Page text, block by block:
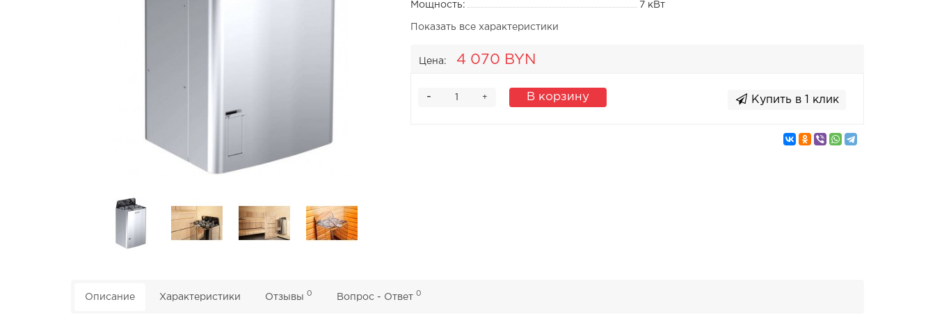
Мощность:
7 кВт
Показать все характеристики
Цена: 4 070 BYN
+
- В корзину Купить в 1 клик
Описание Характеристики Отзывы 0 Вопрос - Ответ 0